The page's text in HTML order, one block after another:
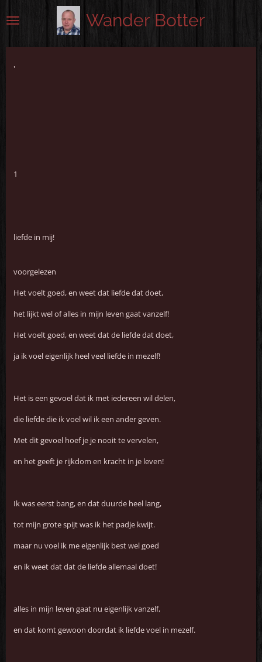
direct
hoofdinhoud
Wander Botter
'
1
liefde in mij!
voorgelezen
Het voelt goed, en weet dat liefde dat doet,
het lijkt wel of alles in mijn leven gaat vanzelf!
Het voelt goed, en weet dat de liefde dat doet,
ja ik voel eigenlijk heel veel liefde in mezelf!
Het is een gevoel dat ik met iedereen wil delen,
die liefde die ik voel wil ik een ander geven.
Met dit gevoel hoef je je nooit te vervelen,
en het geeft je rijkdom en kracht in je leven!
Ik was eerst bang, en dat duurde heel lang,
tot mijn grote spijt was ik het padje kwijt.
maar nu voel ik me eigenlijk best wel goed
en ik weet dat dat de liefde allemaal doet!
alles in mijn leven gaat nu eigenlijk vanzelf,
en dat komt gewoon doordat ik liefde voel in mezelf.